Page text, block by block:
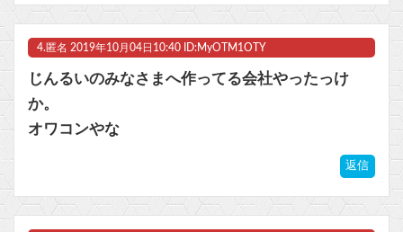
4. 匿名 2019年10月04日10:40 ID:MyOTM1OTY
じんるいのみなさまへ作ってる会社やったっけ
か。
オワコンやな
返信